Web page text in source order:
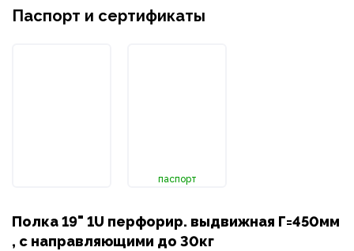
Паспорт и сертификаты
паспорт
Полка 19" 1U перфорир. выдвижная Г=450мм
, с направляющими до 30кг